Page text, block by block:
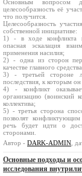
Основным вопросом
целесообразность её
что получится.
Целесообразность
собственной инициативе:
1) - в ходе конфликта в
опасная эскалация
применения насилия;
2) - одна из сторон
качестве главного
3) - третьей стороне
последствия, к которым
4) - конфликт
организацию (воинский
коллектива;
5) - третья сторона
позволят
речь будет идти о
сторонами.
Автор - DARK-ADMIN ,
Основные подходы и
исследования